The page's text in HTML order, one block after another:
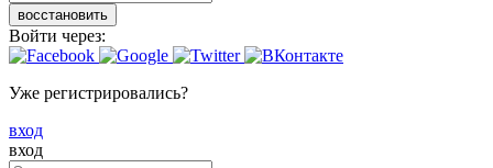
восстановить
Войти через:
Уже регистрировались?
вход
вход